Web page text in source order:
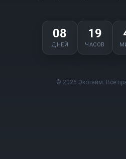
08
ДНЕЙ
19
ЧАСОВ
© 2026 Экотайм. Все